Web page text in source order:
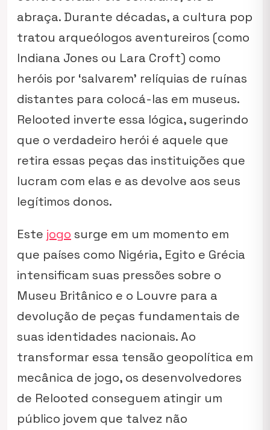
abraça. Durante décadas, a cultura pop
tratou arqueólogos aventureiros (como
Indiana Jones ou Lara Croft) como
heróis por ‘salvarem’ relíquias de ruínas
distantes para colocá-las em museus.
Relooted inverte essa lógica, sugerindo
que o verdadeiro herói é aquele que
retira essas peças das instituições que
lucram com elas e as devolve aos seus
legítimos donos.
Este jogo surge em um momento em
que países como Nigéria, Egito e Grécia
intensificam suas pressões sobre o
Museu Britânico e o Louvre para a
devolução de peças fundamentais de
suas identidades nacionais. Ao
transformar essa tensão geopolítica em
mecânica de jogo, os desenvolvedores
de Relooted conseguem atingir um
público jovem que talvez não